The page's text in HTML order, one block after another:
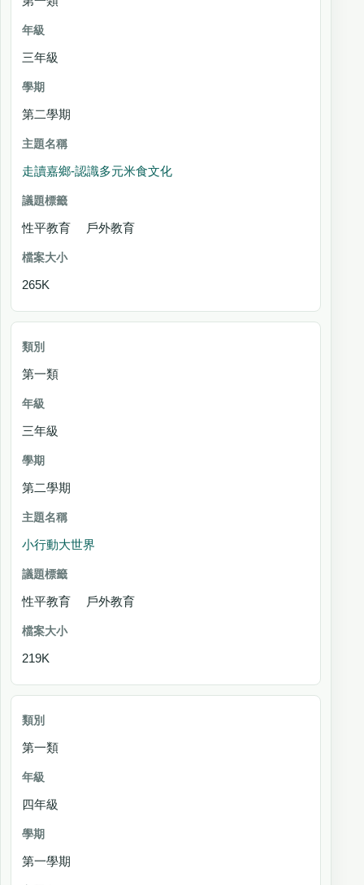
三年級
第二學期
走讀嘉鄉-認識多元米食文化
性平教育 戶外教育
265K
第一類
三年級
第二學期
小行動大世界
性平教育 戶外教育
219K
第一類
四年級
第一學期